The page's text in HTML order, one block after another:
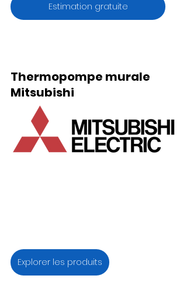
Estimation gratuite
Thermopompe murale
Mitsubishi
Explorer les produits